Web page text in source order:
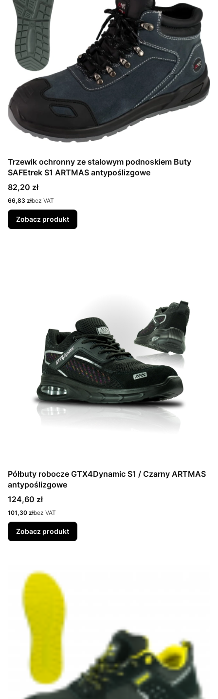
Trzewik ochronny ze stalowym podnoskiem Buty
SAFEtrek S1 ARTMAS antypoślizgowe
Cena
82,20 zł
Cena
66,83 złbez VAT
Zobacz produkt
Półbuty robocze GTX4Dynamic S1 / Czarny ARTMAS
antypoślizgowe
Cena
124,60 zł
Cena
101,30 złbez VAT
Zobacz produkt